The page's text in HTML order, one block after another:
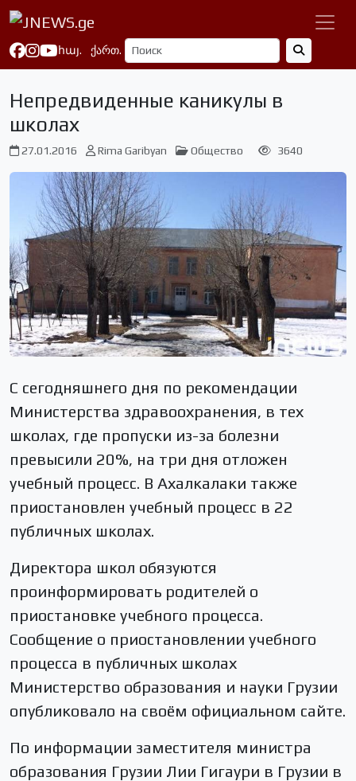
հայ. ქართ.
Непредвиденные каникулы в
школах
27.01.2016 Rima Garibyan Общество 3640
С сегодняшнего дня по рекомендации
Министерства здравоохранения, в тех
школах, где пропуски из-за болезни
превысили 20%, на три дня отложен
учебный процесс. В Ахалкалаки также
приостановлен учебный процесс в 22
публичных школах.
Директора школ обязуются
проинформировать родителей о
приостановке учебного процесса.
Сообщение о приостановлении учебного
процесса в публичных школах
Министерство образования и науки Грузии
опубликовало на своём официальном сайте.
По информации заместителя министра
образования Грузии Лии Гигаури в Грузии в